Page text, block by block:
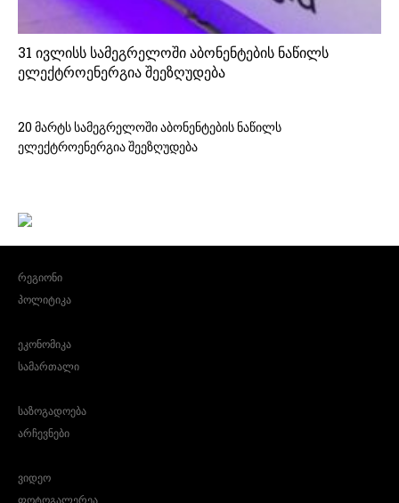
31 ივლისს სამეგრელოში აბონენტების ნაწილს
ელექტროენერგია შეეზღუდება
20 მარტს სამეგრელოში აბონენტების ნაწილს
ელექტროენერგია შეეზღუდება
რეგიონი
პოლიტიკა
ეკონომიკა
სამართალი
საზოგადოება
არჩევნები
ვიდეო
ფოტოგალერეა